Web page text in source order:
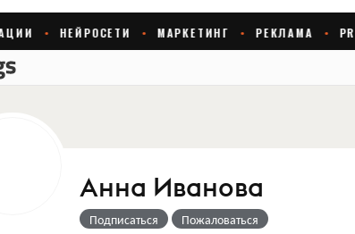
Анна Иванова
Подписаться Пожаловаться